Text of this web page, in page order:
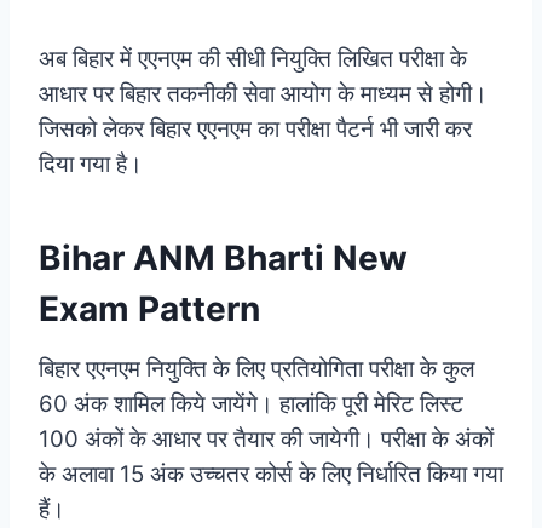
अब बिहार में एएनएम की सीधी नियुक्ति लिखित परीक्षा के
आधार पर बिहार तकनीकी सेवा आयोग के माध्यम से होगी।
जिसको लेकर बिहार एएनएम का परीक्षा पैटर्न भी जारी कर
दिया गया है।
Bihar ANM Bharti New
Exam Pattern
बिहार एएनएम नियुक्ति के लिए प्रतियोगिता परीक्षा के कुल
60 अंक शामिल किये जायेंगे। हालांकि पूरी मेरिट लिस्ट
100 अंकों के आधार पर तैयार की जायेगी। परीक्षा के अंकों
के अलावा 15 अंक उच्चतर कोर्स के लिए निर्धारित किया गया
हैं।